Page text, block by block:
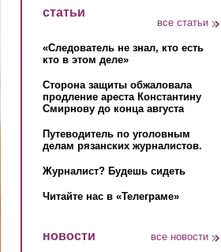
статьи
все статьи
«Следователь не знал, кто есть
кто в этом деле»
Сторона защиты обжаловала
продление ареста Константину
Смирнову до конца августа
Путеводитель по уголовным
делам рязанских журналистов.
Журналист? Будешь сидеть
Читайте нас в «Телеграме»
новости все новости